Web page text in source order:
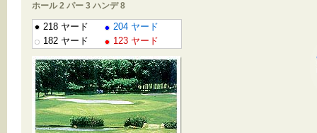
ホール 2 パー 3 ハンデ 8
218 ヤード
204 ヤード
182 ヤード
123 ヤード